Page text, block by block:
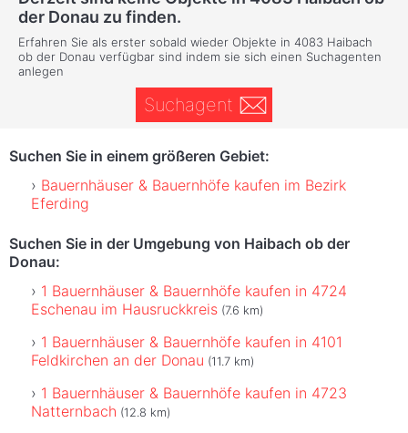
der Donau zu finden.
Erfahren Sie als erster sobald wieder Objekte in 4083 Haibach
ob der Donau verfügbar sind indem sie sich einen Suchagenten
anlegen
Suchagent
Suchen Sie in einem größeren Gebiet:
Bauernhäuser & Bauernhöfe kaufen im Bezirk
Eferding
Suchen Sie in der Umgebung von Haibach ob der
Donau:
1 Bauernhäuser & Bauernhöfe kaufen in 4724
Eschenau im Hausruckkreis (7.6 km)
1 Bauernhäuser & Bauernhöfe kaufen in 4101
Feldkirchen an der Donau (11.7 km)
1 Bauernhäuser & Bauernhöfe kaufen in 4723
Natternbach (12.8 km)